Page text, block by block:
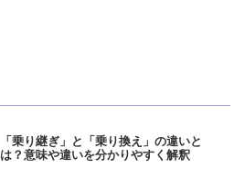
「乗り継ぎ」と「乗り換え」の違いと
は？意味や違いを分かりやすく解釈